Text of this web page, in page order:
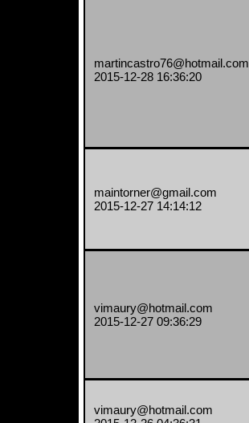
martincastro76@hotmail.com
2015-12-28 16:36:20
maintorner@gmail.com
2015-12-27 14:14:12
vimaury@hotmail.com
2015-12-27 09:36:29
vimaury@hotmail.com